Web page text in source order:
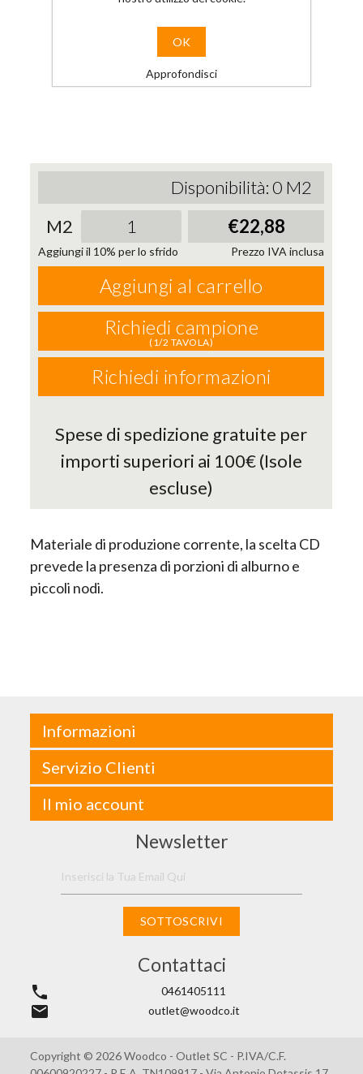
Disponibilità: 0 M2
M2
€22,88
Prezzo IVA inclusa
Aggiungi il 10% per lo sfrido
Aggiungi al carrello
Richiedi campione
(1/2 TAVOLA)
Richiedi informazioni
Spese di spedizione gratuite per
importi superiori ai 100€ (Isole
escluse)
Materiale di produzione corrente, la scelta CD
prevede la presenza di porzioni di alburno e
piccoli nodi.
Informazioni
Servizio Clienti
Il mio account
Newsletter
SOTTOSCRIVI
Contattaci
phone 0461405111
email outlet@woodco.it
Copyright © 2026 Woodco - Outlet SC - P.IVA/C.F.
OK
Approfondisci